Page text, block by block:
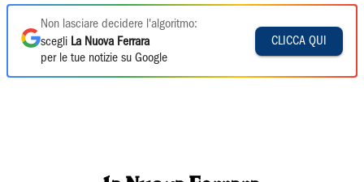
Non lasciare decidere l'algoritmo:
scegli La Nuova Ferrara
per le tue notizie su Google
CLICCA QUI